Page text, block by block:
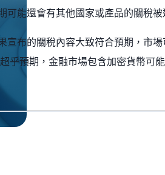
可能還會有其他國家或產品的關稅
宣布的關稅內容大致符合預期，市
乎預期，金融市場包含加密貨幣可